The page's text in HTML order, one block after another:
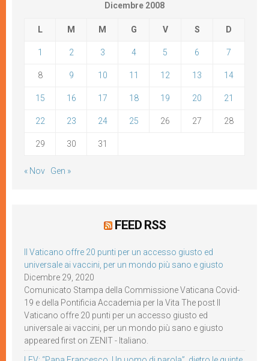
Dicembre 2008
L M M G V S D
1 2 3 4 5 6 7
8 9 10 11 12 13 14
15 16 17 18 19 20 21
22 23 24 25 26 27 28
29 30 31
« Nov Gen »
FEED RSS
Il Vaticano offre 20 punti per un accesso giusto ed
universale ai vaccini, per un mondo più sano e giusto
Dicembre 29, 2020
Comunicato Stampa della Commissione Vaticana Covid-
19 e della Pontificia Accademia per la Vita The post Il
Vaticano offre 20 punti per un accesso giusto ed
universale ai vaccini, per un mondo più sano e giusto
appeared first on ZENIT - Italiano.